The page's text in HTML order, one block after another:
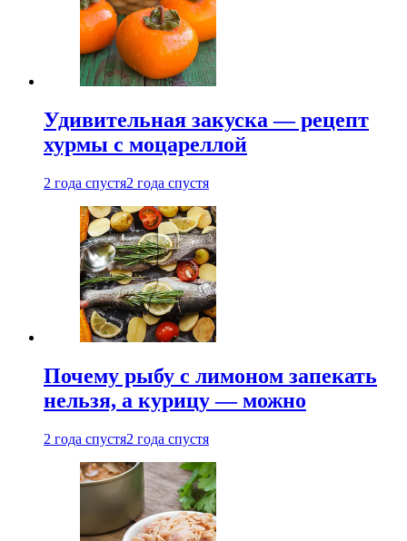
Удивительная закуска — рецепт
хурмы с моцареллой
2 года спустя2 года спустя
Почему рыбу с лимоном запекать
нельзя, а курицу — можно
2 года спустя2 года спустя